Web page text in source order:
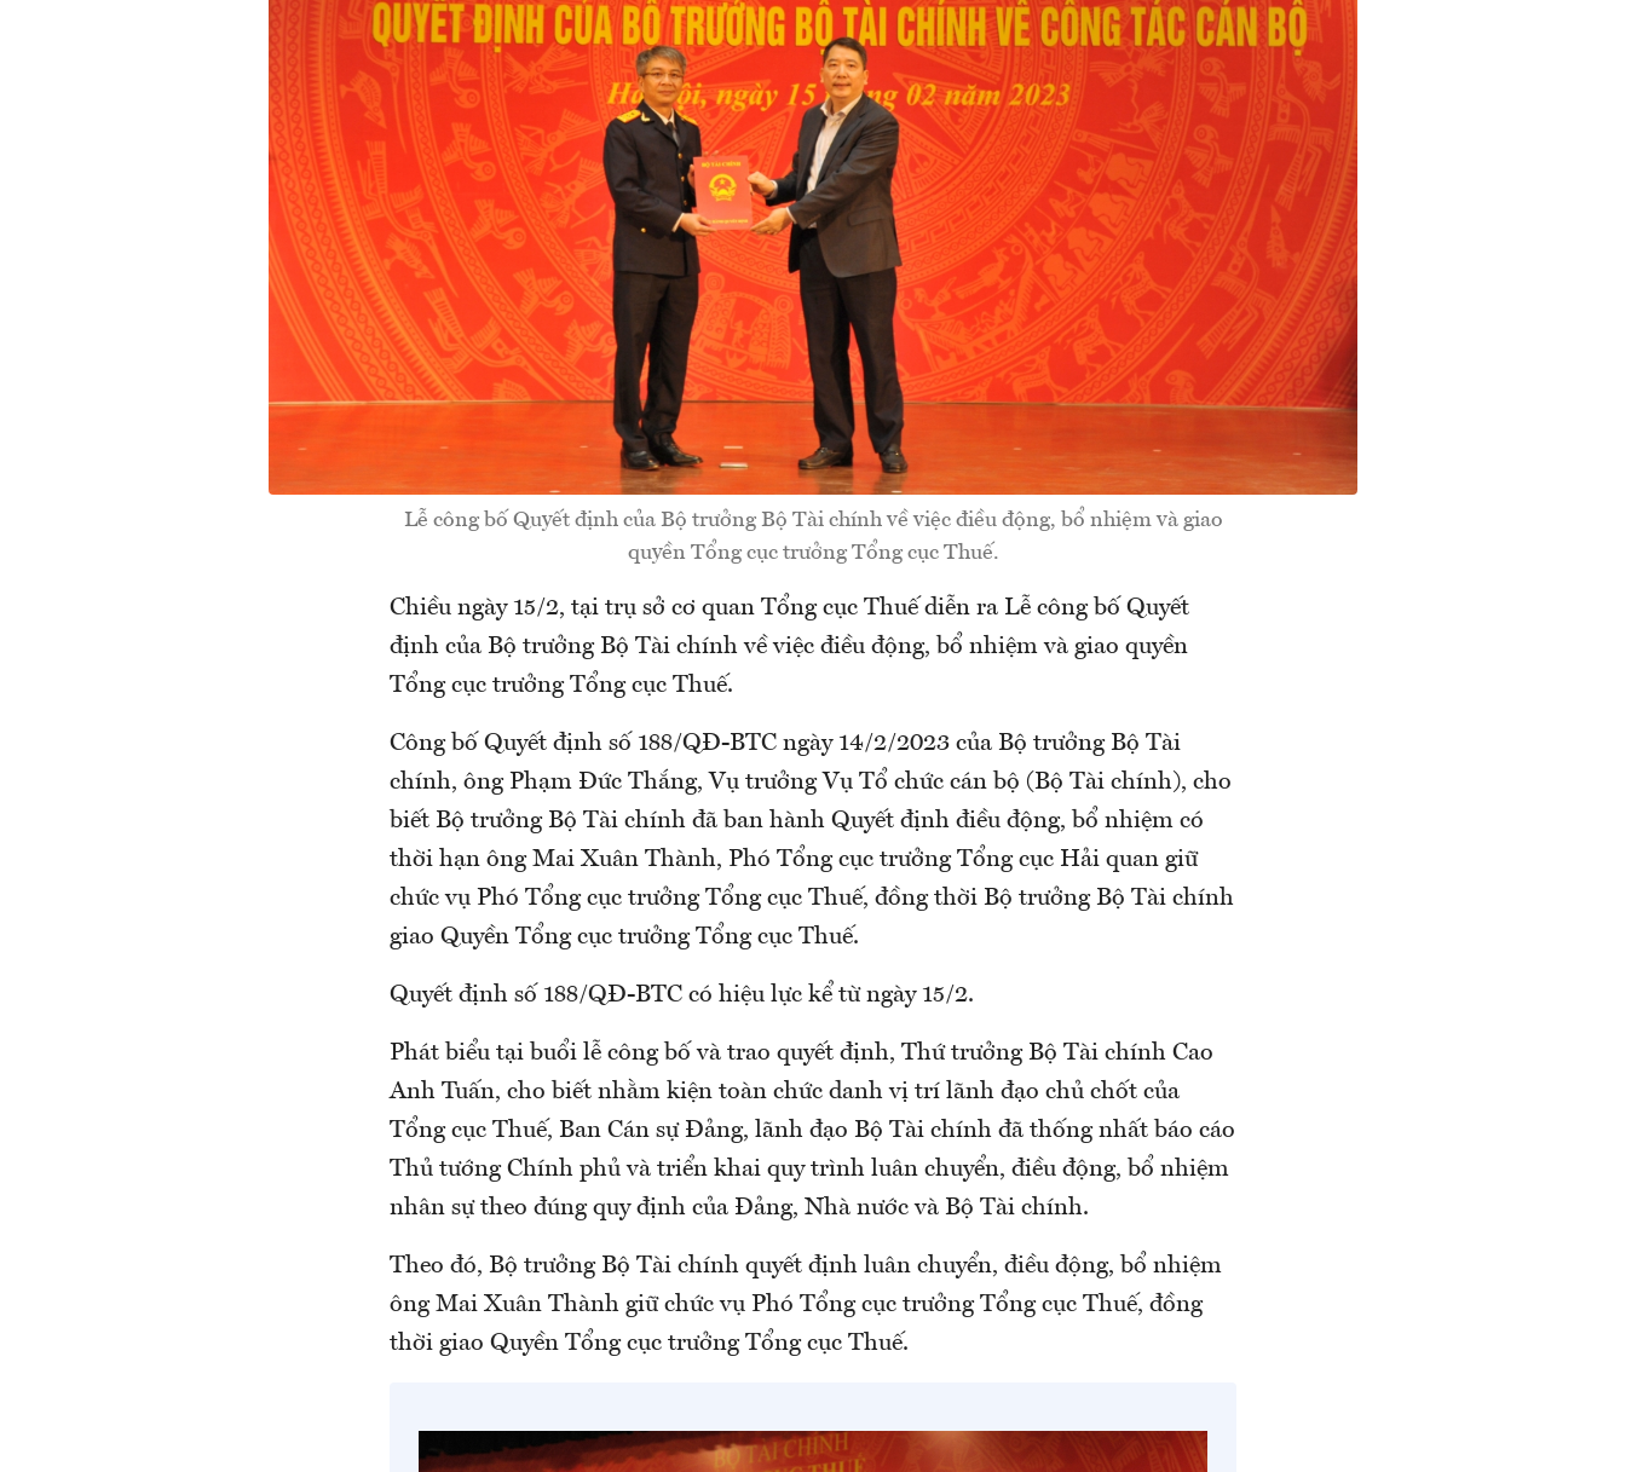
Lễ công bố Quyết định của Bộ trưởng Bộ Tài chính về việc điều động, bổ nhiệm và giao
quyền Tổng cục trưởng Tổng cục Thuế.
Chiều ngày 15/2, tại trụ sở cơ quan Tổng cục Thuế diễn ra Lễ công bố Quyết
định của Bộ trưởng Bộ Tài chính về việc điều động, bổ nhiệm và giao quyền
Tổng cục trưởng Tổng cục Thuế.
Công bố Quyết định số 188/QĐ-BTC ngày 14/2/2023 của Bộ trưởng Bộ Tài
chính, ông Phạm Đức Thắng, Vụ trưởng Vụ Tổ chức cán bộ (Bộ Tài chính), cho
biết Bộ trưởng Bộ Tài chính đã ban hành Quyết định điều động, bổ nhiệm có
thời hạn ông Mai Xuân Thành, Phó Tổng cục trưởng Tổng cục Hải quan giữ
chức vụ Phó Tổng cục trưởng Tổng cục Thuế, đồng thời Bộ trưởng Bộ Tài chính
giao Quyền Tổng cục trưởng Tổng cục Thuế.
Quyết định số 188/QĐ-BTC có hiệu lực kể từ ngày 15/2.
Phát biểu tại buổi lễ công bố và trao quyết định, Thứ trưởng Bộ Tài chính Cao
Anh Tuấn, cho biết nhằm kiện toàn chức danh vị trí lãnh đạo chủ chốt của
Tổng cục Thuế, Ban Cán sự Đảng, lãnh đạo Bộ Tài chính đã thống nhất báo cáo
Thủ tướng Chính phủ và triển khai quy trình luân chuyển, điều động, bổ nhiệm
nhân sự theo đúng quy định của Đảng, Nhà nước và Bộ Tài chính.
Theo đó, Bộ trưởng Bộ Tài chính quyết định luân chuyển, điều động, bổ nhiệm
ông Mai Xuân Thành giữ chức vụ Phó Tổng cục trưởng Tổng cục Thuế, đồng
thời giao Quyền Tổng cục trưởng Tổng cục Thuế.